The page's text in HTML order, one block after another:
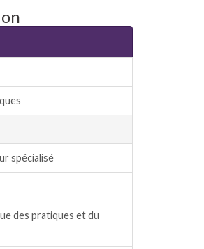
spécialisé
des pratiques et du